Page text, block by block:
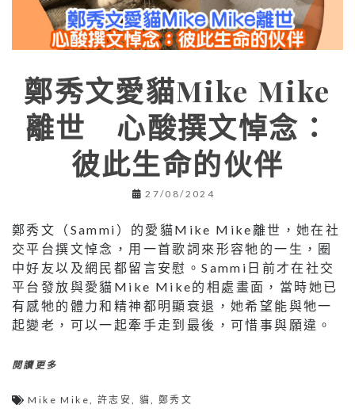
鄭秀文愛貓Mike Mike
離世 心酸撰文悼念：
彼此生命的伙伴
27/08/2024
鄭秀文（Sammi）的愛貓Mike Mike離世，她在社
交平台撰文悼念，用一首歌詞來形容牠的一生，圈
中好友以及網民都留言安慰。Sammi日前才在社交
平台發放與愛貓Mike Mike的相處畫面，當時她已
有感牠的體力和精神都明顯衰退，她希望能與牠一
起變老，可以一起牽手走到最後，可惜事與願違。
閱讀更多
Mike Mike, 許志安, 貓,鄭秀文